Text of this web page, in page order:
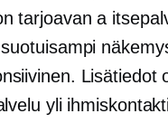
tarjoavan a
Lisätiedot
yli